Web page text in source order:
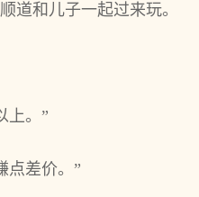
道和儿子一起过来玩。
上。”
点差价。”